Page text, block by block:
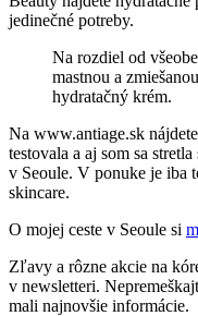
jedinečné potreby.
Na rozdiel od
mastnou a
hydratačný krém.
Na www.antiage.sk
testovala a aj som sa
v Seoule. V ponuke je iba
skincare.
O mojej ceste v Seoule si
Zľavy a rôzne akcie na
v newsletteri.
mali najnovšie informácie.